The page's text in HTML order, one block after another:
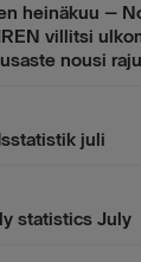
heinäkuu –
villitsi
nousi
juli
statistics July